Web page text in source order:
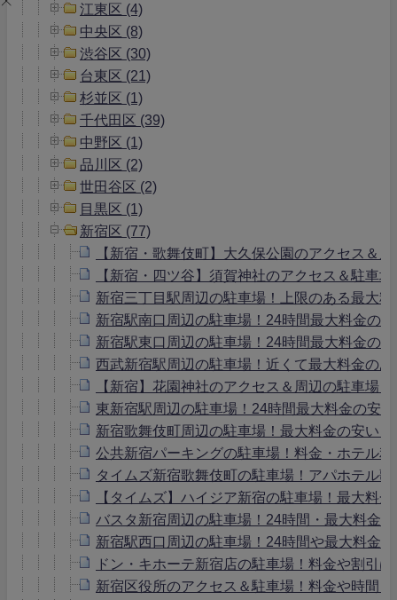
江東区 (4)
中央区 (8)
渋谷区 (30)
台東区 (21)
杉並区 (1)
千代田区 (39)
中野区 (1)
品川区 (2)
世田谷区 (2)
目黒区 (1)
新宿区 (77)
【新宿・歌舞伎町】大久保公園のアクセス＆
【新宿・四ツ谷】須賀神社のアクセス＆駐車
新宿三丁目駅周辺の駐車場！上限のある最大
新宿駅南口周辺の駐車場！24時間最大料金の
新宿駅東口周辺の駐車場！24時間最大料金の
西武新宿駅周辺の駐車場！近くて最大料金の
【新宿】花園神社のアクセス＆周辺の駐車場
東新宿駅周辺の駐車場！24時間最大料金の安
新宿歌舞伎町周辺の駐車場！最大料金の安い
公共新宿パーキングの駐車場！料金・ホテル
タイムズ新宿歌舞伎町の駐車場！アパホテル
【タイムズ】ハイジア新宿の駐車場！最大料
バスタ新宿周辺の駐車場！24時間・最大料金
新宿駅西口周辺の駐車場！24時間や最大料金
ドン・キホーテ新宿店の駐車場！料金や割引は
新宿区役所のアクセス＆駐車場！料金や時間・